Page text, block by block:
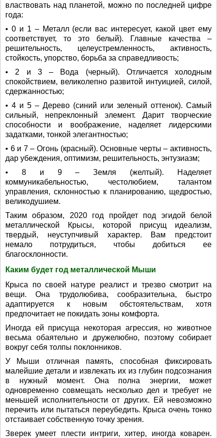
властвовать над планетой, можно по последней цифре
года:
• 0 и 1 – Металл (если вас интересует, какой цвет ему
соответствует, то это белый). Главные качества –
решительность, целеустремленность, активность,
стойкость, упорство, борьба за справедливость;
• 2 и 3 – Вода (черный). Отличается холодным
спокойствием, великолепно развитой интуицией, силой,
сдержанностью;
• 4 и 5 – Дерево (синий или зеленый оттенок). Самый
сильный, непреклонный элемент. Дарит творческие
способности и воображение, наделяет лидерскими
задатками, тонкой элегантностью;
• 6 и 7 – Огонь (красный). Основные черты – активность,
дар убеждения, оптимизм, решительность, энтузиазм;
• 8 и 9 – Земля (желтый). Наделяет
коммуникабельностью, честолюбием, талантом
управления, склонностью к планированию, щедростью,
великодушием.
Таким образом, 2020 год пройдет под эгидой белой
металлической Крысы, которой присущ идеализм,
твердый, неуступчивый характер. Вам предстоит
немало потрудиться, чтобы добиться ее
благосклонности.
Каким будет год металлической Мыши
Крыса по своей натуре реалист и трезво смотрит на
вещи. Она трудолюбива, сообразительна, быстро
адаптируется к новым обстоятельствам, хотя
предпочитает не покидать зоны комфорта.
Иногда ей присуща некоторая агрессия, но животное
весьма обаятельно и дружелюбно, поэтому собирает
вокруг себя толпы поклонников.
У Мыши отличная память, способная фиксировать
малейшие детали и извлекать их из глубин подсознания
в нужный момент. Она полна энергии, может
одновременно совмещать несколько дел и требует не
меньшей исполнительности от других. Ей невозможно
перечить или пытаться переубедить. Крыса очень тонко
отстаивает собственную точку зрения.
Зверек умеет плести интриги, хитер, иногда коварен.